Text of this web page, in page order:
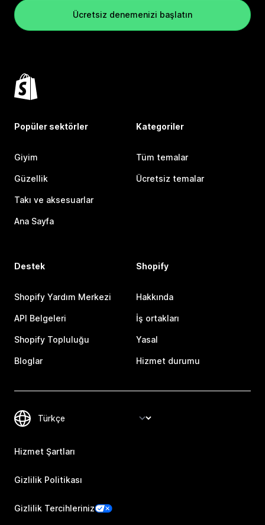
Ücretsiz denemenizi başlatın
Popüler sektörler
Giyim
Güzellik
Takı ve aksesuarlar
Ana Sayfa
Kategoriler
Tüm temalar
Ücretsiz temalar
Destek
Shopify Yardım Merkezi
API Belgeleri
Shopify Topluluğu
Bloglar
Shopify
Hakkında
İş ortakları
Yasal
Hizmet durumu
Hizmet Şartları
Gizlilik Politikası
Gizlilik Tercihleriniz